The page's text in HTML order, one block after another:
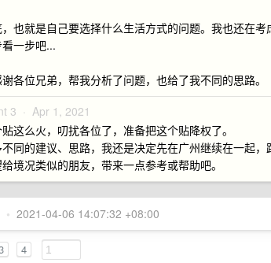
也就是自己要选择什么生活方式的问题。我也还在考
一步吧...
各位兄弟，帮我分析了问题，也给了我不同的思路。
3 · Apr 1, 2021
这么火，叨扰各位了，准备把这个贴降权了。
同的建议、思路，我还是决定先在广州继续在一起，
境况类似的朋友，带来一点参考或帮助吧。
• 2021-04-06 14:07:32 +08:00
4